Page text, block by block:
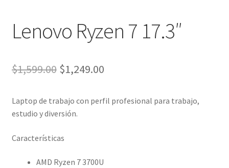
Lenovo Ryzen 7 17.3″
$1,599.00 El
original
$1,599.00.
$1,249.00El
actual
Laptop de trabajo con perfil profesional para trabajo,
estudio y diversión.
Características
AMD Ryzen 7 3700U